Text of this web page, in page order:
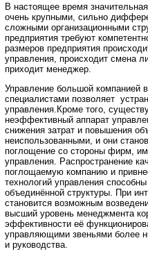
В настоящее время
очень крупными, сильно
сложными организационными
предприятия требуют
размеров предприятия
управления, происходит смена
приходит менеджер.
Управление большой компанией
специалистами позволяет
управления.Кроме того,
неэффективный аппарат
снижения затрат и повышения
неиспользованными, и они
поглощение со стороны фирм,
управления. Распространение
поглощаемую компанию и
технологий управления
объединённой структуры. При
становится возможным
высший уровень менеджмента
эффективности её
управляющими звеньями более
и руководства.